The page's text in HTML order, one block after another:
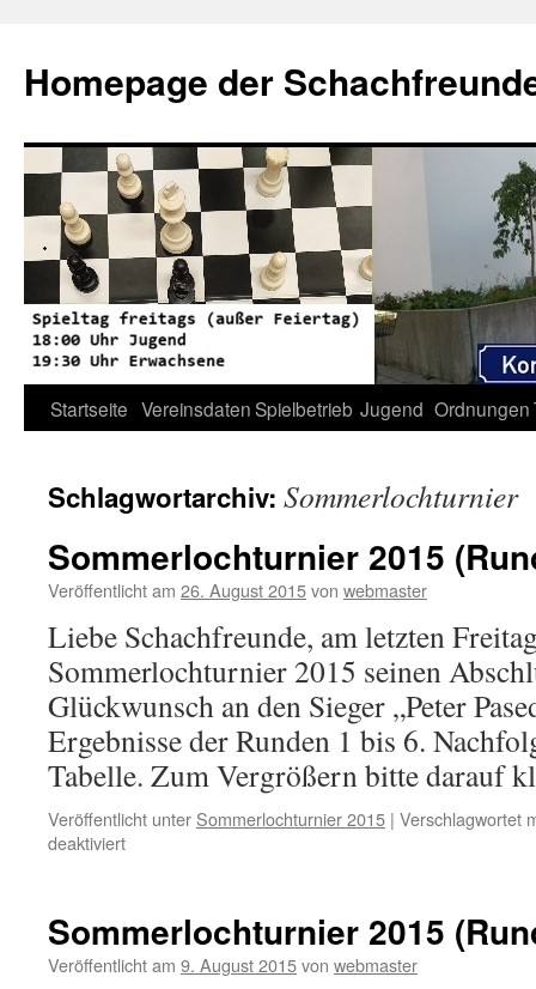
springen
Homepage der
Startseite VereinsdatenSpielbetrieb Jugend Ordnungen
Schlagwortarchiv: Sommerlochturnier
Sommerlochturnier 2015
Veröffentlicht am 26. August 2015von webmaster
Liebe Schachfreunde, am letzten
Sommerlochturnier 2015 seinen
Glückwunsch an den Sieger „Peter
Ergebnisse der Runden 1 bis 6.
Tabelle. Zum Vergrößern bitte darauf
Veröffentlicht unter Sommerlochturnier 2015 | Verschlagwortet
deaktiviertfür
4
bis
Sommerlochturnier 2015
Veröffentlicht am 9. August 2015von webmaster